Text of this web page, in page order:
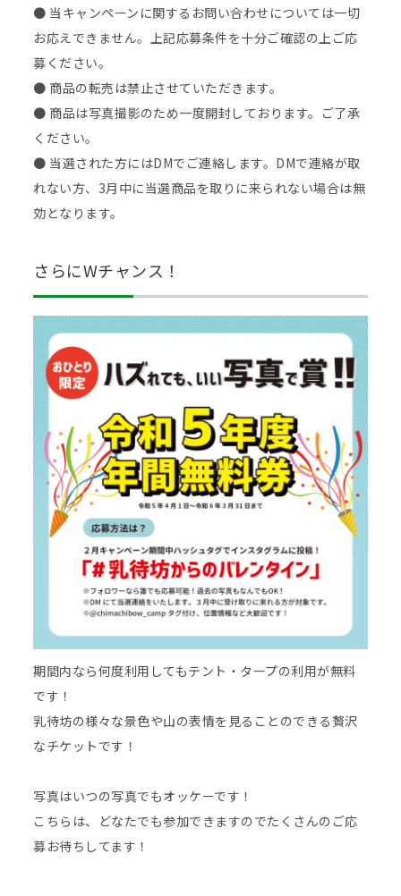
● 当キャンペーンに関するお問い合わせについては一切
お応えできません。上記応募条件を十分ご確認の上ご応
募ください。
● 商品の転売は禁止させていただきます。
● 商品は写真撮影のため一度開封しております。ご了承
ください。
● 当選された方にはDMでご連絡します。DMで連絡が取
れない方、3月中に当選商品を取りに来られない場合は無
効となります。
さらにWチャンス！
期間内なら何度利用してもテント・タープの利用が無料
です！
乳待坊の様々な景色や山の表情を見ることのできる贅沢
なチケットです！
写真はいつの写真でもオッケーです！
こちらは、どなたでも参加できますのでたくさんのご応
募お待ちしてます！